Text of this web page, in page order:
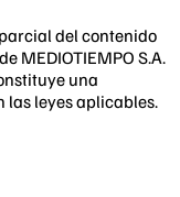
del contenido
MEDIOTIEMPO S.A.
una
las leyes aplicables.